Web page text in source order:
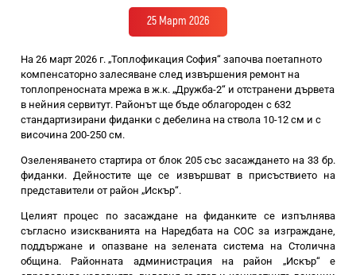
25 Март 2026
На 26 март 2026 г. „Топлофикация София“ започва поетапното
компенсаторно залесяване след извършения ремонт на
топлопреносната мрежа в ж.к. „Дружба-2“ и отстранени дървета
в нейния сервитут. Районът ще бъде облагороден с 632
стандартизирани фиданки с дебелина на ствола 10-12 см и с
височина 200-250 см.
Озеленяването стартира от блок 205 със засаждането на 33 бр.
фиданки. Дейностите ще се извършват в присъствието на
представители от район „Искър“.
Целият процес по засаждане на фиданките се изпълнява
съгласно изискванията на Наредбата на СОС за изграждане,
поддържане и опазване на зелената система на Столична
община. Районната администрация на район „Искър“ е